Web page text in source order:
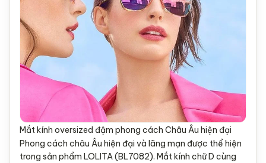
Mắt kính oversized đậm phong cách Châu Âu hiện đại
Phong cách châu Âu hiện đại và lãng mạn được thể hiện
trong sản phẩm LOLITA (BL7082). Mắt kính chữ D cùng